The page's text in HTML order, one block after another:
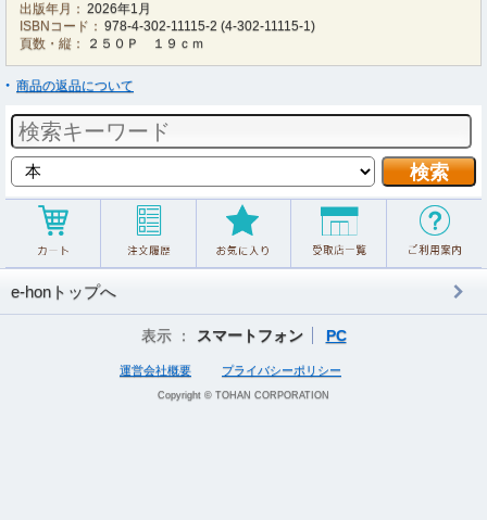
出版年月： 2026年1月
ISBNコード： 978-4-302-11115-2 (4-302-11115-1)
頁数・縦：
２５０Ｐ １９ｃｍ
商品の返品について
e-honトップへ
表示 ： スマートフォン PC
運営会社概要 プライバシーポリシー
Copyright © TOHAN CORPORATION